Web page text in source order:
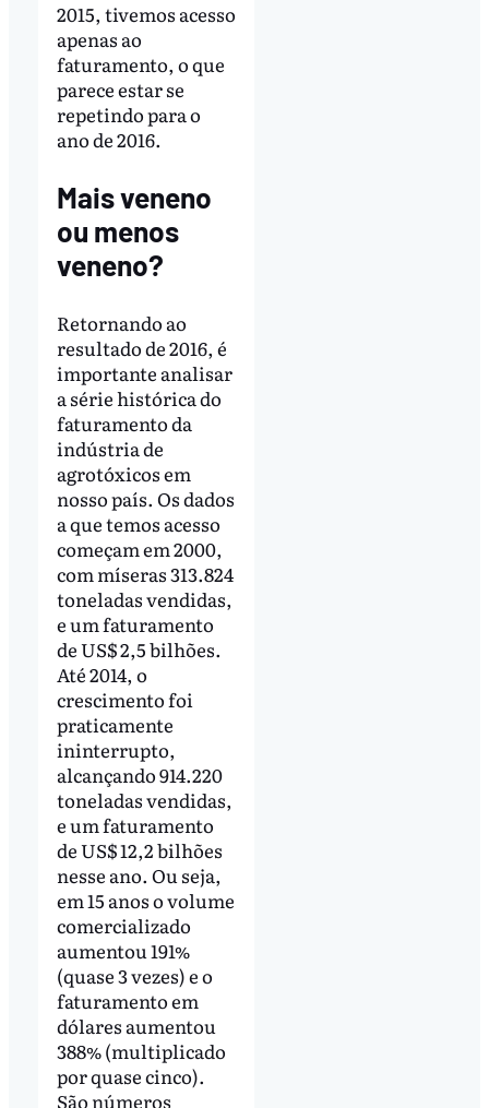
2015, tivemos acesso
apenas ao
faturamento, o que
parece estar se
repetindo para o
ano de 2016.
Mais veneno
ou menos
veneno?
Retornando ao
resultado de 2016, é
importante analisar
a série histórica do
faturamento da
indústria de
agrotóxicos em
nosso país. Os dados
a que temos acesso
começam em 2000,
com míseras 313.824
toneladas vendidas,
e um faturamento
de US$ 2,5 bilhões.
Até 2014, o
crescimento foi
praticamente
ininterrupto,
alcançando 914.220
toneladas vendidas,
e um faturamento
de US$ 12,2 bilhões
nesse ano. Ou seja,
em 15 anos o volume
comercializado
aumentou 191%
(quase 3 vezes) e o
faturamento em
dólares aumentou
388% (multiplicado
por quase cinco).
São números